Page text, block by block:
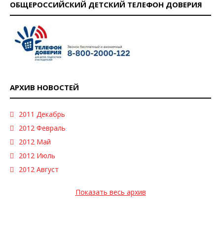
ОБЩЕРОССИЙСКИЙ ДЕТСКИЙ ТЕЛЕФОН ДОВЕРИЯ
АРХИВ НОВОСТЕЙ
2011 Декабрь
2012 Февраль
2012 Май
2012 Июль
2012 Август
Показать весь архив